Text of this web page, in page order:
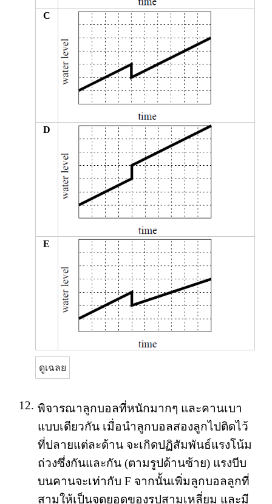
C
D
E
ดูเฉลย
12. พิจารณาลูกบอลที่หนักมากๆ และคานเบา
แบบเดียวกัน เมื่อนำลูกบอลสองลูกไปติดไว้
ที่ปลายแต่ละด้าน จะเกิดปฏิสัมพันธ์แรงโน้ม
ถ่วงซึ่งกันและกัน (ตามรูปด้านซ้าย) แรงบีบ
บนคานจะเท่ากับ F จากนั้นเพิ่มลูกบอลลูกที่
สามให้เป็นจุดยอดของรูปสามเหลี่ยม และมี